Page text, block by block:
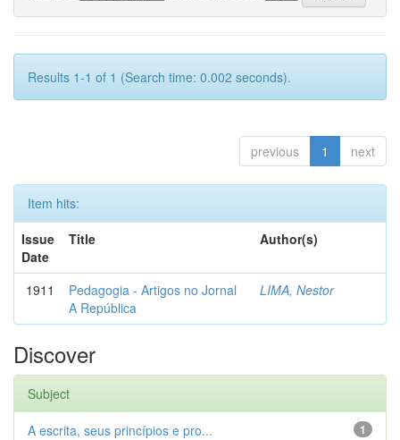
Results 1-1 of 1 (Search time: 0.002 seconds).
previous 1 next
Item hits:
Issue
Date
Title Author(s)
1911
Pedagogia - Artigos no Jornal
A República
LIMA, Nestor
Discover
Subject
1
A escrita, seus princípios e pro...